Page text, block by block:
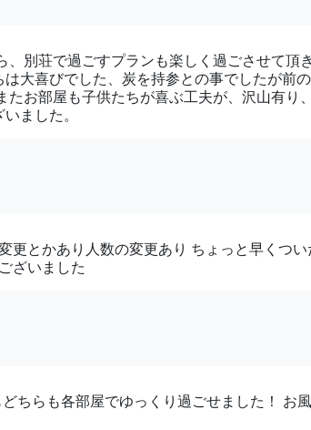
別荘で過ごすプランも楽しく過ごさせて頂
大喜びでした、炭を持参との事でしたが前
お部屋も子供たちが喜ぶ工夫が、沢山有り
ました。
とかあり人数の変更あり ちょっと早くつ
ざいました
ちらも各部屋でゆっくり過ごせました！ お